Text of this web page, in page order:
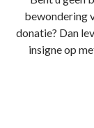
bewondering
donatie? Dan
insigne op